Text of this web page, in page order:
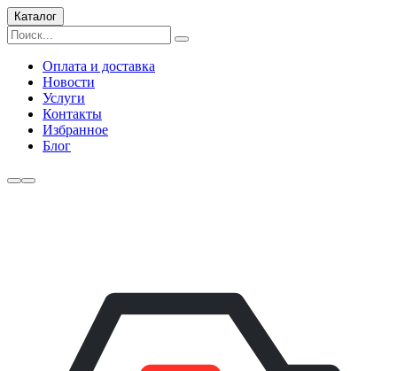
Каталог
Оплата и доставка
Новости
Услуги
Контакты
Избранное
Блог